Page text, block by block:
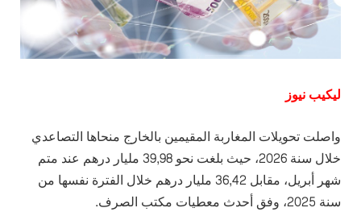
ليكيب نيوز
واصلت تحويلات المغاربة المقيمين بالخارج منحاها التصاعدي
خلال سنة 2026، حيث بلغت نحو 39,98 مليار درهم عند متم
شهر أبريل، مقابل 36,42 مليار درهم خلال الفترة نفسها من
سنة 2025، وفق أحدث معطيات مكتب الصرف.